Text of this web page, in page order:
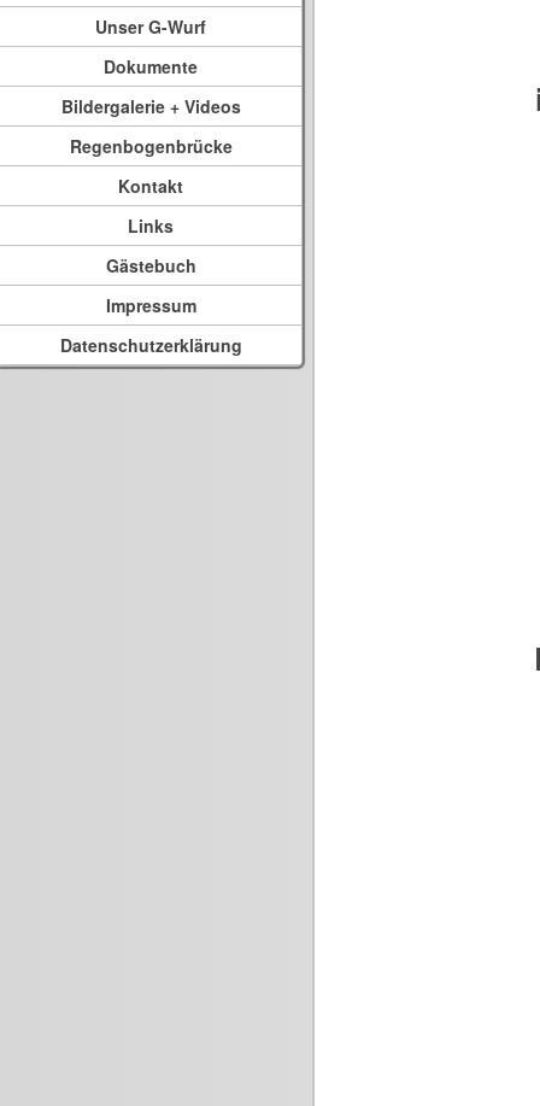
Unser G-Wurf
Dokumente
Bildergalerie + Videos
Regenbogenbrücke
Kontakt
Links
Gästebuch
Impressum
Datenschutzerklärung